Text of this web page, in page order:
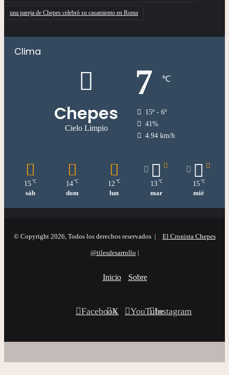
una pareja de Chepes celebró su casamiento en Roma
Clima
Chepes
Cielo Limpio
7 ℃
15º - 6º
41%
4.94 km/h
15 ℃
sáb
14 ℃
dom
12 ℃
lun
13 ℃
mar
15 ℃
mié
© Copyright 2026, Todos los derechos reservados | El Cronista Chepes
@tilesdesarrollo |
Inicio Sobre
Facebook
X YouTubeInstagram